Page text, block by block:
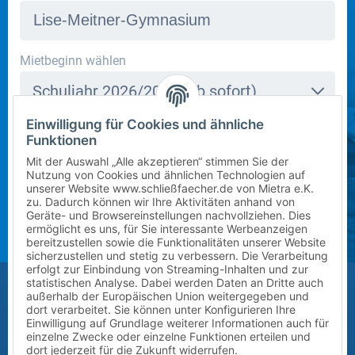
In dieser Schule stehen derzeit leider keine Schließfächer
zur Verfügung. Bitte kontaktieren Sie uns per E-Mail
aninfo@mietra.de.
Mietbeginn wählen
Schuljahr 2026/2027 (ab sofort)
Klasse wählen
Bitte wählen Sie die korrekte Klassenstufe im
kommenden Schuljahr.
5
Zusatz (Klasse a, b, c) wählen
?
Größe des Kindes (Erreichbarkeit des Schließfachs)
Bitte auswählen
Vor-/Nachname des Kindes
Einwilligung für Cookies und ähnliche
Funktionen
Mit der Auswahl „Alle akzeptieren“ stimmen Sie der
Nutzung von Cookies und ähnlichen Technologien auf
unserer Website www.schließfaecher.de von Mietra e.K.
zu. Dadurch können wir Ihre Aktivitäten anhand von
Geräte- und Browsereinstellungen nachvollziehen. Dies
ermöglicht es uns, für Sie interessante Werbeanzeigen
bereitzustellen sowie die Funktionalitäten unserer Website
sicherzustellen und stetig zu verbessern. Die Verarbeitung
erfolgt zur Einbindung von Streaming-Inhalten und zur
statistischen Analyse. Dabei werden Daten an Dritte auch
außerhalb der Europäischen Union weitergegeben und
dort verarbeitet. Sie können unter Konfigurieren Ihre
Einwilligung auf Grundlage weiterer Informationen auch für
einzelne Zwecke oder einzelne Funktionen erteilen und
dort jederzeit für die Zukunft widerrufen.